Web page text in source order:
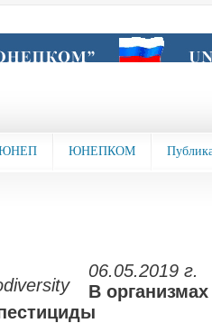
ЮНЕПКОМ
06.05.2019 г.
В